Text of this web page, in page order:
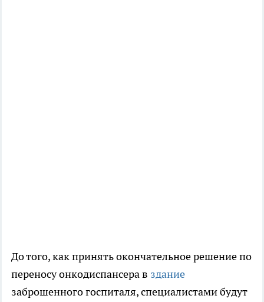
До того, как принять окончательное решение по
переносу онкодиспансера в здание
заброшенного госпиталя, специалистами будут